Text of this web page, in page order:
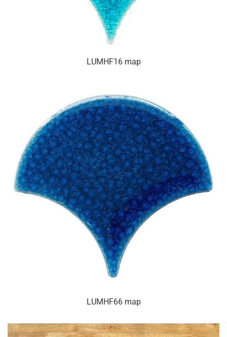
LUMHF16 map
LUMHF66 map